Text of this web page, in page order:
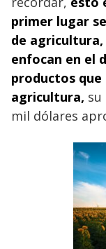
primer lugar
de
enfocan en el
productos que
agricultura, su
mil dólares